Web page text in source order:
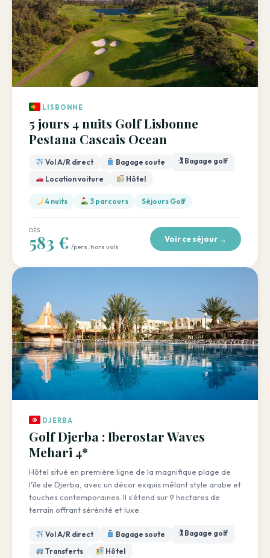
LISBONNE
5 jours 4 nuits Golf Lisbonne
Pestana Cascais Ocean
Vol A/R direct Bagage soute
🏌️ Bagage golf
Location voiture
Hôtel
4 nuits 3 parcours Séjours Golf
DÈS
583 € /pers. hors vols
Voir ce séjour →
DJERBA
Golf Djerba : Iberostar Waves
Mehari 4*
Hôtel situé en première ligne de la magnifique plage de
l'île de Djerba, avec un décor exquis mêlant style arabe et
touches contemporaines. Il s'étend sur 9 hectares de
terrain offrant sérénité et luxe.
Vol A/R direct Bagage soute
🏌️ Bagage golf
Transferts
Hôtel